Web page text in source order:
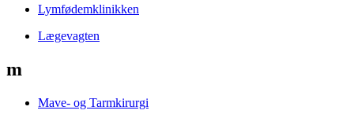
Lymfødemklinikken
Lægevagten
m
Mave- og Tarmkirurgi